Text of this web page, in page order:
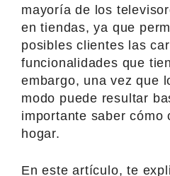
mayoría de los
en tiendas, ya que
posibles clientes las
funcionalidades que
embargo, una vez que
modo puede resultar
importante saber cómo
hogar.
En este artículo, te